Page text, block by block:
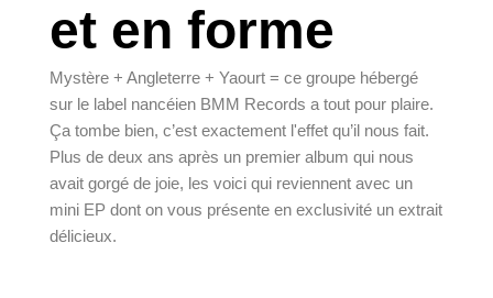
et en forme
Mystère + Angleterre + Yaourt = ce groupe hébergé
sur le label nancéien BMM Records a tout pour plaire.
Ça tombe bien, c’est exactement l'effet qu’il nous fait.
Plus de deux ans après un premier album qui nous
avait gorgé de joie, les voici qui reviennent avec un
mini EP dont on vous présente en exclusivité un extrait
délicieux.